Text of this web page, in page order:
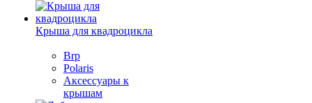
Крыша для квадроцикла
Brp
Polaris
Аксессуары к
крышам